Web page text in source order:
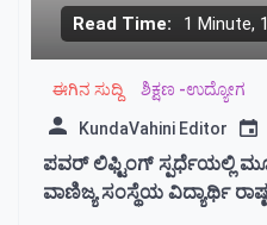
Read Time: 1 Minute,
ಈಗಿನ ಸುದ್ದಿ ಶಿಕ್ಷಣ -ಉದ್ಯೋಗ
KundaVahini Editor
ಪವರ್ ಲಿಫ್ಟಿಂಗ್ ಸ್ಪರ್ಧೆಯಲ್ಲಿ
ವಾಣಿಜ್ಯ ಸಂಸ್ಥೆಯ ವಿದ್ಯಾರ್ಥಿ